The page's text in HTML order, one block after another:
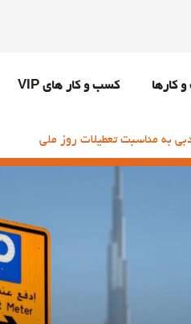
کارها کسب و کار های VIP
به مناسبت تعطیلات روز ملی